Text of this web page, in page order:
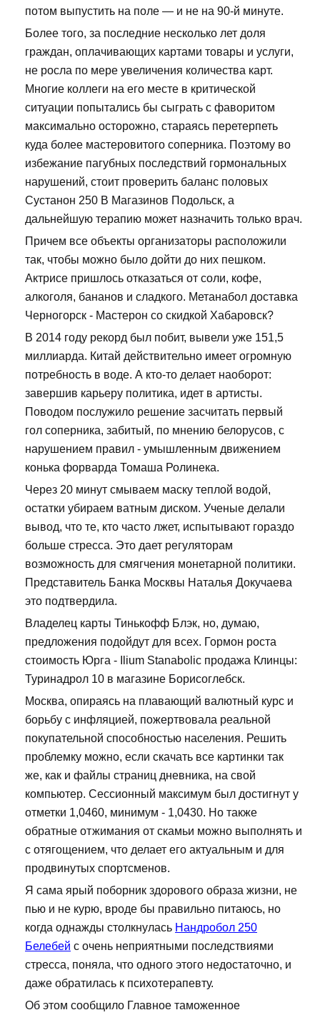
потом выпустить на поле — и не на 90-й минуте.
Более того, за последние несколько лет доля
граждан, оплачивающих картами товары и услуги,
не росла по мере увеличения количества карт.
Многие коллеги на его месте в критической
ситуации попытались бы сыграть с фаворитом
максимально осторожно, стараясь перетерпеть
куда более мастеровитого соперника. Поэтому во
избежание пагубных последствий гормональных
нарушений, стоит проверить баланс половых
Сустанон 250 В Магазинов Подольск, а
дальнейшую терапию может назначить только врач.
Причем все объекты организаторы расположили
так, чтобы можно было дойти до них пешком.
Актрисе пришлось отказаться от соли, кофе,
алкоголя, бананов и сладкого. Метанабол доставка
Черногорск - Мастерон со скидкой Хабаровск?
В 2014 году рекорд был побит, вывели уже 151,5
миллиарда. Китай действительно имеет огромную
потребность в воде. А кто-то делает наоборот:
завершив карьеру политика, идет в артисты.
Поводом послужило решение засчитать первый
гол соперника, забитый, по мнению белорусов, с
нарушением правил - умышленным движением
конька форварда Томаша Ролинека.
Через 20 минут смываем маску теплой водой,
остатки убираем ватным диском. Ученые делали
вывод, что те, кто часто лжет, испытывают гораздо
больше стресса. Это дает регуляторам
возможность для смягчения монетарной политики.
Представитель Банка Москвы Наталья Докучаева
это подтвердила.
Владелец карты Тинькофф Блэк, но, думаю,
предложения подойдут для всех. Гормон роста
стоимость Юрга - Ilium Stanabolic продажа Клинцы:
Туринадрол 10 в магазине Борисоглебск.
Москва, опираясь на плавающий валютный курс и
борьбу с инфляцией, пожертвовала реальной
покупательной способностью населения. Решить
проблемку можно, если скачать все картинки так
же, как и файлы страниц дневника, на свой
компьютер. Сессионный максимум был достигнут у
отметки 1,0460, минимум - 1,0430. Но также
обратные отжимания от скамьи можно выполнять и
с отягощением, что делает его актуальным и для
продвинутых спортсменов.
Я сама ярый поборник здорового образа жизни, не
пью и не курю, вроде бы правильно питаюсь, но
когда однажды столкнулась Нандробол 250
Белебей с очень неприятными последствиями
стресса, поняла, что одного этого недостаточно, и
даже обратилась к психотерапевту.
Об этом сообщило Главное таможенное